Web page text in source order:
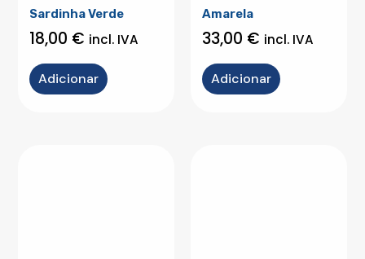
Sardinha Verde
18,00 € incl. IVA
Adicionar
Amarela
33,00 € incl. IVA
Adicionar